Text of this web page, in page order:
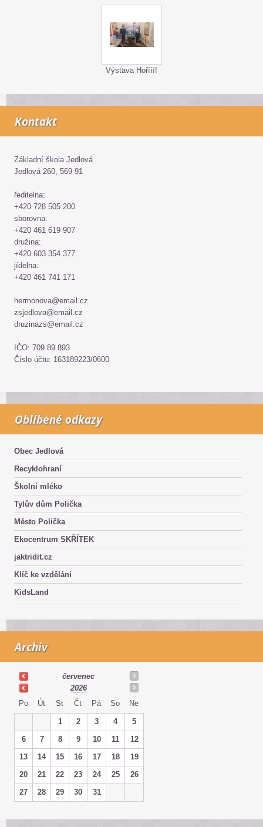
Výstava Hořííí!
Kontakt
Základní škola Jedlová
Jedlová 260, 569 91
ředitelna:
+420 728 505 200
sborovna:
+420 461 619 907
družina:
+420 603 354 377
jídelna:
+420 461 741 171
hermonova@email.cz
zsjedlova@email.cz
druzinazs@email.cz
IČO: 709 89 893
Číslo účtu: 163189223/0600
Oblíbené odkazy
Obec Jedlová
Recyklohraní
Školní mléko
Tylův dům Polička
Město Polička
Ekocentrum SKŘÍTEK
jaktridit.cz
Klíč ke vzdělání
KidsLand
Archiv
červenec
2026
Po
Út St Čt Pá So Ne
1 2 3 4
5
6
7 8 9 10 11
12
13
14 15 16 17 18
19
20
21 22 23 24 25
26
27
28 29 30 31